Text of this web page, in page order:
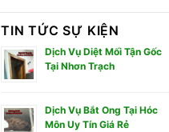
TIN TỨC SỰ KIỆN
Dịch Vụ Diệt Mối Tận Gốc
Tại Nhơn Trạch
Dịch Vụ Bắt Ong Tại Hóc
Môn Uy Tín Giá Rẻ